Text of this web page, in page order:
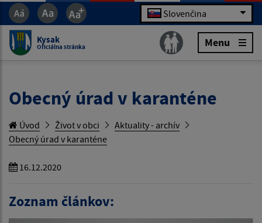
Slovenčina
Kysak
Oficiálna stránka Menu
Obecný úrad v karanténe
Úvod Život v obci
Aktuality - archív
Obecný úrad v karanténe
16.12.2020
Zoznam článkov: